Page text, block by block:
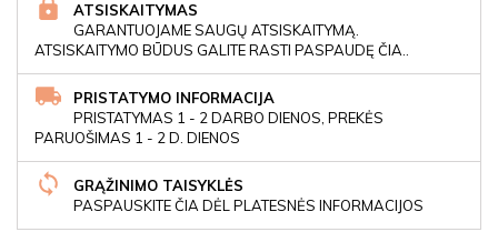
ATSISKAITYMAS
GARANTUOJAME SAUGŲ ATSISKAITYMĄ.
ATSISKAITYMO BŪDUS GALITE RASTI PASPAUDĘ ČIA..
PRISTATYMO INFORMACIJA
PRISTATYMAS 1 - 2 DARBO DIENOS, PREKĖS
PARUOŠIMAS 1 - 2 D. DIENOS
GRĄŽINIMO TAISYKLĖS
PASPAUSKITE ČIA DĖL PLATESNĖS INFORMACIJOS